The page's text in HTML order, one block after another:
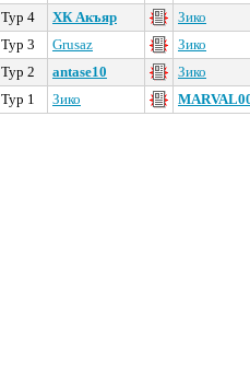
Тур 4
ХК Акъяр
Зико
Тур 3
Grusaz
Зико
Тур 2
antase10
Зико
Тур 1
Зико